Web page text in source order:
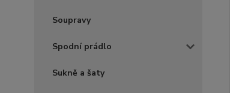
Soupravy
Spodní prádlo
Sukně a šaty